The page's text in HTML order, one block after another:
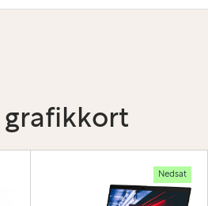
grafikkort
Nedsat